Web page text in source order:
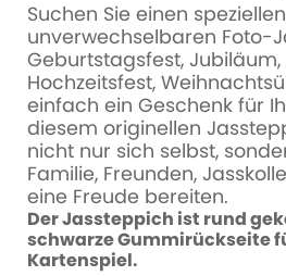
Suchen Sie einen
unverwechselbaren Foto-
Geburtstagsfest, Jubiläum,
Hochzeitsfest,
einfach ein Geschenk für
diesem originellen
nicht nur sich selbst,
Familie, Freunden,
eine Freude bereiten.
Der Jassteppich ist rund
schwarze Gummirückseite
Kartenspiel.